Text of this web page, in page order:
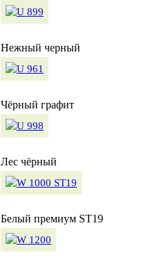
Нежный черный
Чёрный графит
Лес чёрный
Белый премиум ST19